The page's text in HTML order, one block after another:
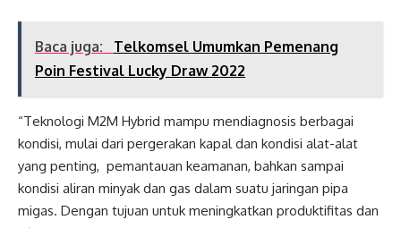
Baca juga:
Telkomsel Umumkan Pemenang
Poin Festival Lucky Draw 2022
“Teknologi M2M Hybrid mampu mendiagnosis berbagai
kondisi, mulai dari pergerakan kapal dan kondisi alat-alat
yang penting, pemantauan keamanan, bahkan sampai
kondisi aliran minyak dan gas dalam suatu jaringan pipa
migas. Dengan tujuan untuk meningkatkan produktifitas dan